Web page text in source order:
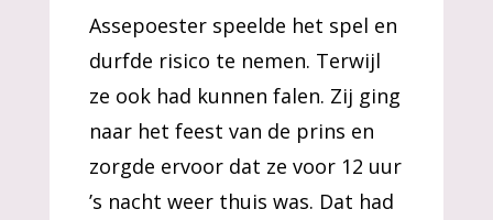
Assepoester speelde het spel en
durfde risico te nemen. Terwijl
ze ook had kunnen falen. Zij ging
naar het feest van de prins en
zorgde ervoor dat ze voor 12 uur
’s nacht weer thuis was. Dat had